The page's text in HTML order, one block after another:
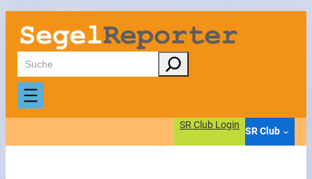
Zum
Inhalt
springen
Suchen
SR Club Login
SR Club